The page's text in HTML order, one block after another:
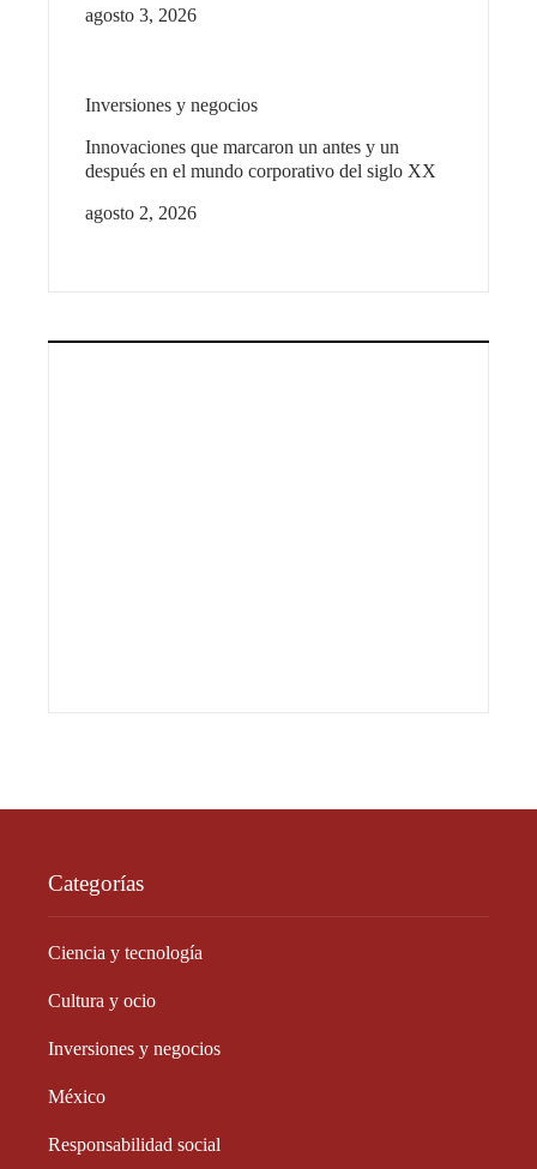
agosto 3, 2026
Inversiones y negocios
Innovaciones que marcaron un antes y un
después en el mundo corporativo del siglo XX
agosto 2, 2026
Categorías
Ciencia y tecnología
Cultura y ocio
Inversiones y negocios
México
Responsabilidad social